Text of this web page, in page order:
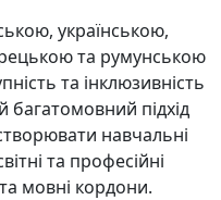
українською,
та румунською
та інклюзивність
багатомовний підхід
навчальні
та професійні
мовні кордони.